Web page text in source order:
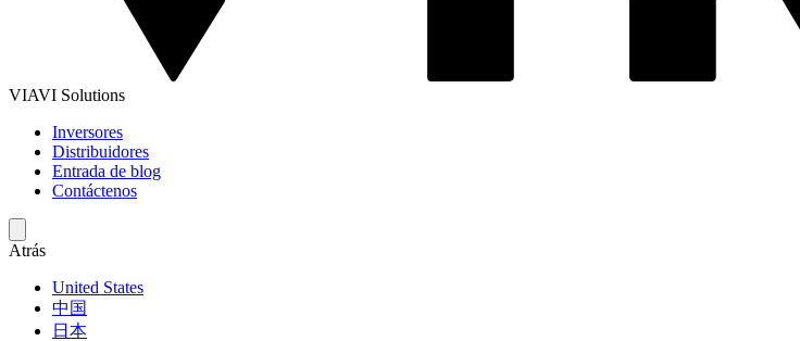
VIAVI Solutions
Inversores
Distribuidores
Entrada de blog
Contáctenos
Atrás
United States
中国
日本